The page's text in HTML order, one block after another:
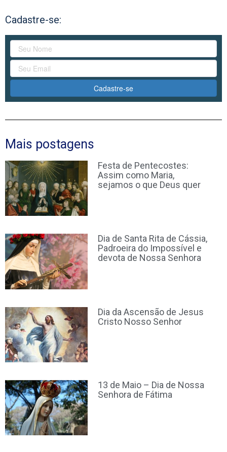
Cadastre-se:
Cadastre-se
Mais postagens
Festa de Pentecostes:
Assim como Maria,
sejamos o que Deus quer
Dia de Santa Rita de Cássia,
Padroeira do Impossível e
devota de Nossa Senhora
Dia da Ascensão de Jesus
Cristo Nosso Senhor
13 de Maio – Dia de Nossa
Senhora de Fátima